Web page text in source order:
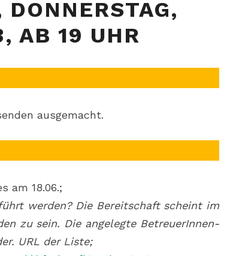
PLENUM,
DONNERSTAG,
06.07.2023,
AB
AB 19 UHR
ausgemacht.
am 18.06.;
werden? Die Bereitschaft scheint im
zu sein. Die angelegte BetreuerInnen-
URL der Liste;